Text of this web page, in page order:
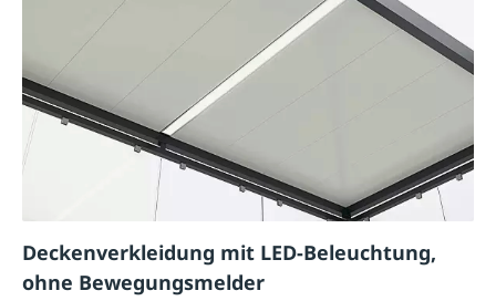
Deckenverkleidung mit LED-Beleuchtung,
ohne Bewegungsmelder